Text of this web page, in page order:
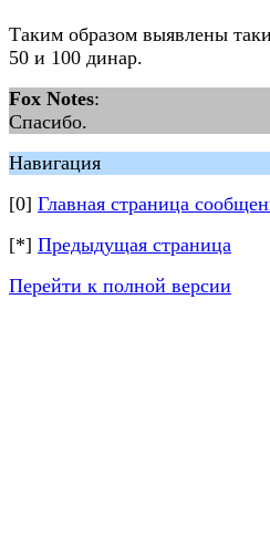
Таким образом выявлены
50 и 100 динар.
Fox Notes:
Спасибо.
Навигация
[0] Главная страница
[*] Предыдущая страница
Перейти к полной версии